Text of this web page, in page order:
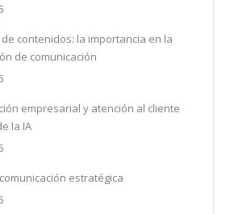
contenidos: la importancia en la
de comunicación
empresarial y atención al cliente
la IA
estratégica